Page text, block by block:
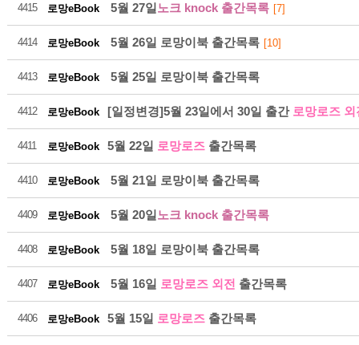
2026-
4415 로망eBook 5월 27일 노크 knock 출간목록 [7]
4414 로망eBook 5월 26일 로망이북 출간목록 [10]
4413 로망eBook 5월 25일 로망이북 출간목록
4412 로망eBook [일정변경]5월 23일에서 30일 출간 로망로즈 외
4411 로망eBook 5월 22일 로망로즈 출간목록
4410 로망eBook 5월 21일 로망이북 출간목록
4409 로망eBook 5월 20일 노크 knock 출간목록
4408 로망eBook 5월 18일 로망이북 출간목록
4407 로망eBook 5월 16일 로망로즈 외전 출간목록
4406 로망eBook 5월 15일 로망로즈 출간목록